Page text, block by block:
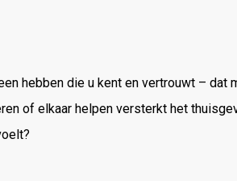
hebben die u kent en vertrouwt – dat
of elkaar helpen versterkt het